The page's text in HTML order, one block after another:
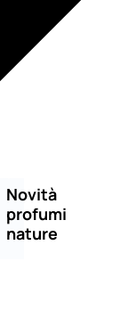
Novità
profumi
nature